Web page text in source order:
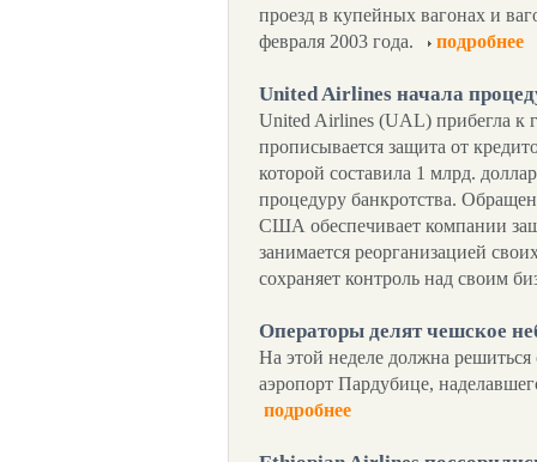
проезд в купейных вагонах и
февраля 2003 года.
подробнее
United Airlines начала
United Airlines (UAL) прибегла к
прописывается защита от
которой составила 1 млрд.
процедуру банкротства.
США обеспечивает компании
занимается реорганизацией
сохраняет контроль над своим
Операторы делят чешское
На этой неделе должна решиться
аэропорт Пардубице,
подробнее